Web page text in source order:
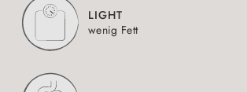
LIGHT
wenig Fett